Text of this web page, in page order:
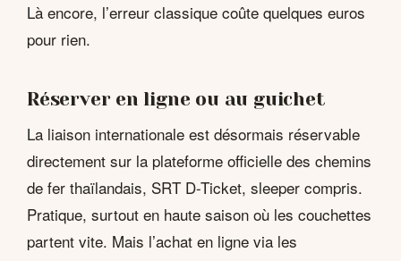
Là encore, l’erreur classique coûte quelques euros
pour rien.
Réserver en ligne ou au guichet
La liaison internationale est désormais réservable
directement sur la plateforme officielle des chemins
de fer thaïlandais, SRT D-Ticket, sleeper compris.
Pratique, surtout en haute saison où les couchettes
partent vite. Mais l’achat en ligne via les